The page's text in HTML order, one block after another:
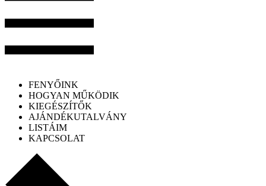
FENYŐINK
HOGYAN MŰKÖDIK
KIEGÉSZÍTŐK
AJÁNDÉKUTALVÁNY
LISTÁIM
KAPCSOLAT